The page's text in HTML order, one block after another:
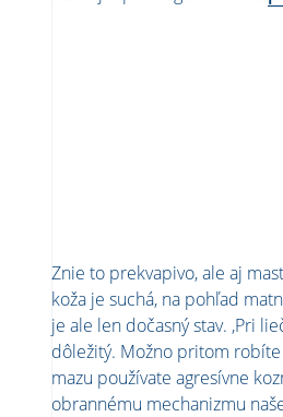
Znie to prekvapivo, ale aj
koža je suchá, na pohľad
je ale len dočasný stav. ,Pri
dôležitý. Možno pritom
mazu používate agresívne
obrannému mechanizmu